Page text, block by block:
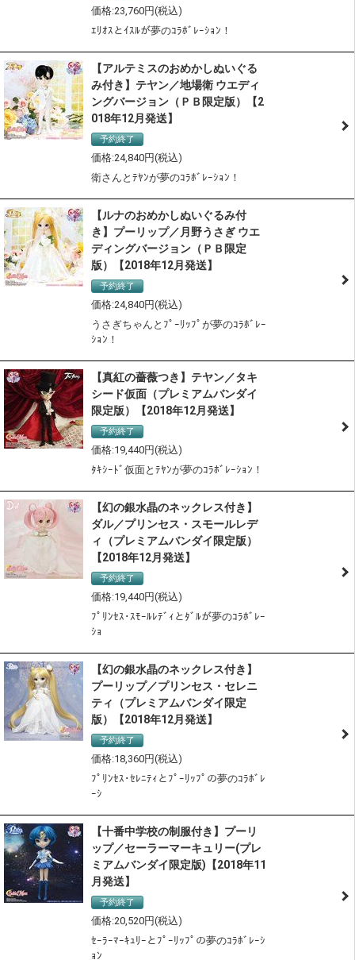
23,760
ｴﾘｵｽとｲｽﾙが夢のｺﾗﾎﾞﾚｰｼｮﾝ！
【アルテミスのおめかしぬいぐる
み付き】テヤン／地場衛 ウエディ
ングバージョン（ＰＢ限定版）【2
018年12月発送】
予約終了
24,840
衛さんとﾃﾔﾝが夢のｺﾗﾎﾞﾚｰｼｮﾝ！
【ルナのおめかしぬいぐるみ付
き】プーリップ／月野うさぎ ウエ
ディングバージョン（ＰＢ限定
版）【2018年12月発送】
予約終了
24,840
うさぎちゃんとﾌﾟｰﾘｯﾌﾟが夢のｺﾗﾎﾞﾚｰ
ｼｮﾝ！
【真紅の薔薇つき】テヤン／タキ
シード仮面（プレミアムバンダイ
限定版）【2018年12月発送】
予約終了
19,440
ﾀｷｼｰﾄﾞ仮面とﾃﾔﾝが夢のｺﾗﾎﾞﾚｰｼｮﾝ！
【幻の銀水晶のネックレス付き】
ダル／プリンセス・スモールレデ
ィ（プレミアムバンダイ限定版）
【2018年12月発送】
予約終了
19,440
ﾌﾟﾘﾝｾｽ･ｽﾓｰﾙﾚﾃﾞｨとﾀﾞﾙが夢のｺﾗﾎﾞﾚｰ
ｼｮ
【幻の銀水晶のネックレス付き】
プーリップ／プリンセス・セレニ
ティ（プレミアムバンダイ限定
版）【2018年12月発送】
予約終了
18,360
ﾌﾟﾘﾝｾｽ･ｾﾚﾆﾃｨとﾌﾟｰﾘｯﾌﾟの夢のｺﾗﾎﾞﾚ
ｰｼ
【十番中学校の制服付き】プーリ
ップ／セーラーマーキュリー(プレ
ミアムバンダイ限定版)【2018年11
月発送】
予約終了
20,520
ｾｰﾗｰﾏｰｷｭﾘｰとﾌﾟｰﾘｯﾌﾟの夢のｺﾗﾎﾞﾚｰｼ
ｮﾝ